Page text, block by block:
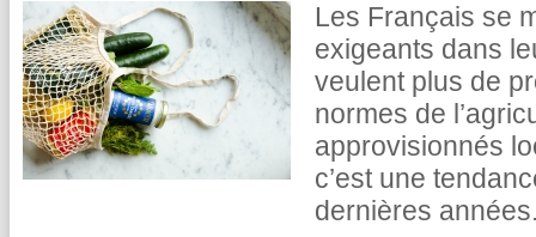
Les Français se
exigeants dans
veulent plus de
normes de
approvisionnés
c’est une
dernières